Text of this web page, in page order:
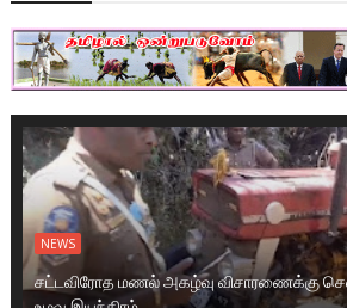
NEWS
சட்டவிரோத மணல் அகழ்வு விசாரணைக்கு